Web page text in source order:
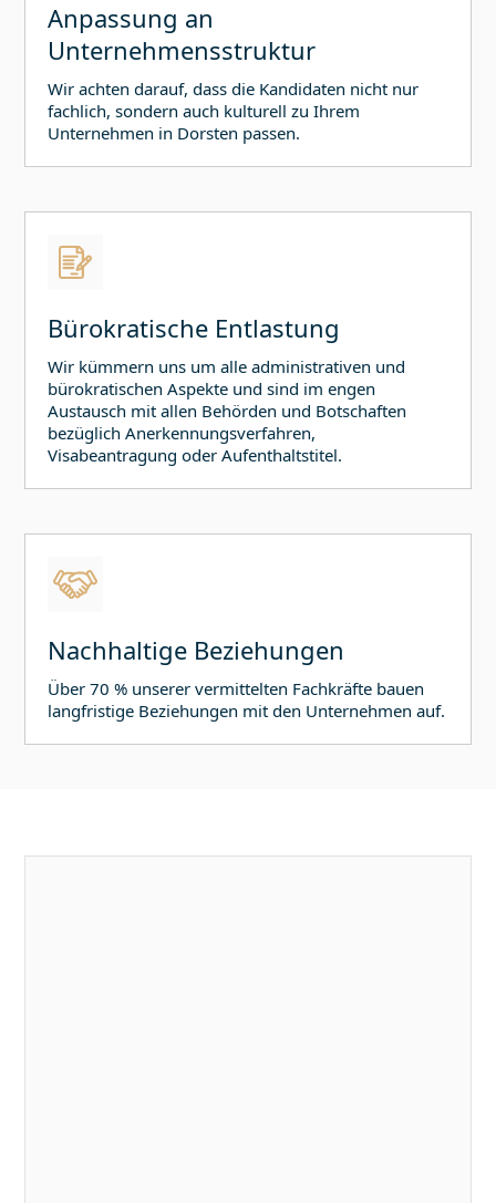
Anpassung an
Unternehmensstruktur
Wir achten darauf, dass die Kandidaten nicht nur
fachlich, sondern auch kulturell zu Ihrem
Unternehmen in Dorsten passen.
Bürokratische Entlastung
Wir kümmern uns um alle administrativen und
bürokratischen Aspekte und sind im engen
Austausch mit allen Behörden und Botschaften
bezüglich Anerkennungsverfahren,
Visabeantragung oder Aufenthaltstitel.
Nachhaltige Beziehungen
Über 70 % unserer vermittelten Fachkräfte bauen
langfristige Beziehungen mit den Unternehmen auf.